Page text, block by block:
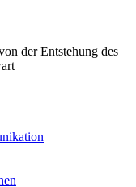
der Entstehung des